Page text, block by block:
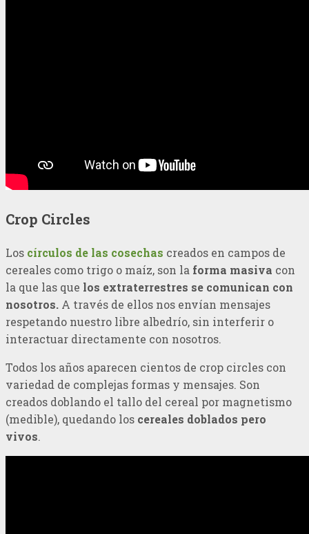
Crop Circles
Los círculos de las cosechas creados en campos de
cereales como trigo o maíz, son la forma masiva con
la que las que los extraterrestres se comunican con
nosotros. A través de ellos nos envían mensajes
respetando nuestro libre albedrío, sin interferir o
interactuar directamente con nosotros.
Todos los años aparecen cientos de crop circles con
variedad de complejas formas y mensajes. Son
creados doblando el tallo del cereal por magnetismo
(medible), quedando los cereales doblados pero
vivos.